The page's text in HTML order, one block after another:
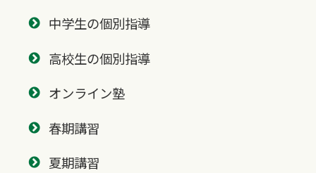
中学生の個別指導
高校生の個別指導
オンライン塾
春期講習
夏期講習